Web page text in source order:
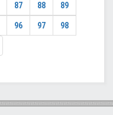
87 88 89
96 97 98